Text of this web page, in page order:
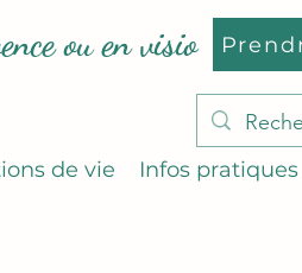
ou en visio
de vie Infos pratiques